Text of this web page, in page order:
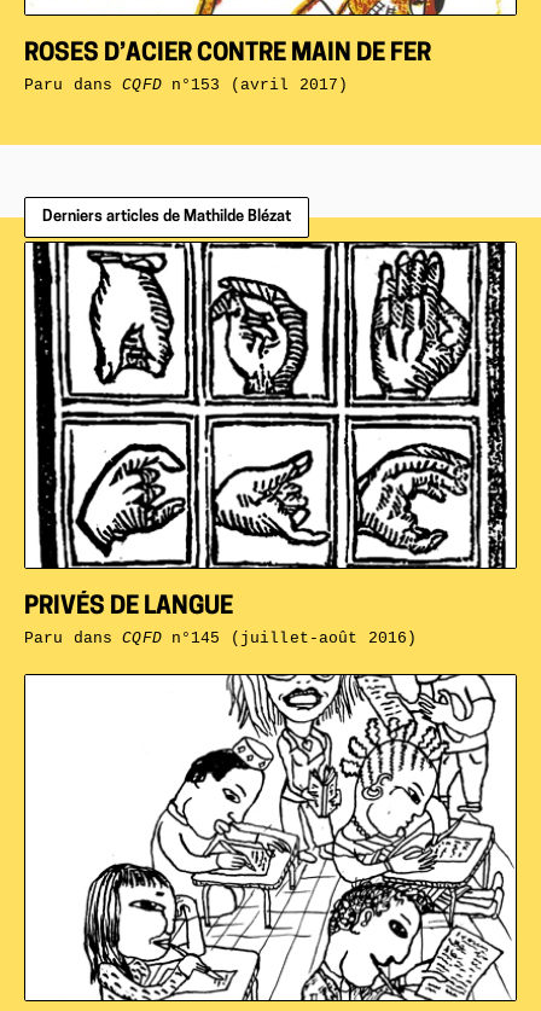
ROSES D’ACIER CONTRE MAIN DE FER
Paru dansCQFDn°153 (avril 2017)
Derniers articles de Mathilde Blézat
PRIVÉS DE LANGUE
Paru dansCQFDn°145 (juillet-août 2016)